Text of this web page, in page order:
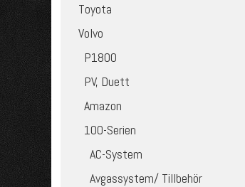
Toyota
Volvo
P1800
PV, Duett
Amazon
100-Serien
AC-System
Avgassystem/ Tillbehör